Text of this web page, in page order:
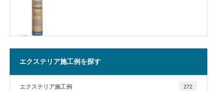
エクステリア施工例を探す
エクステリア施工例 272